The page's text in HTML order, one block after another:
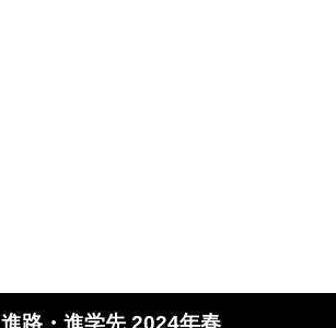
進路・進学先 2024年春